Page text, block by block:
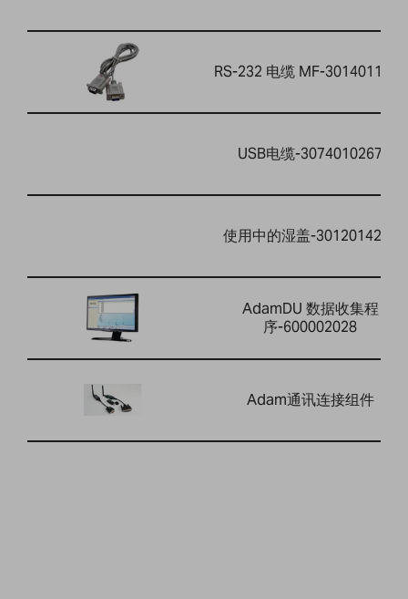
RS-232 电缆 MF-3014011014
USB电缆-3074010267
使用中的湿盖-3012014260
AdamDU 数据收集程
序-600002028
Adam通讯连接组件